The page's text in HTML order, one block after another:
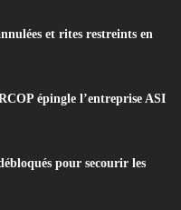
et rites restreints en
épingle l’entreprise ASI
pour secourir les